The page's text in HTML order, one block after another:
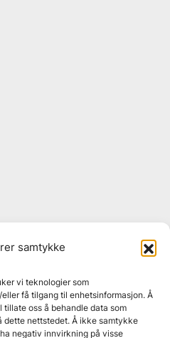
samtykke
vi teknologier som
få tilgang til enhetsinformasjon. Å
oss å behandle data som
dette nettstedet. Å ikke samtykke
negativ innvirkning på visse